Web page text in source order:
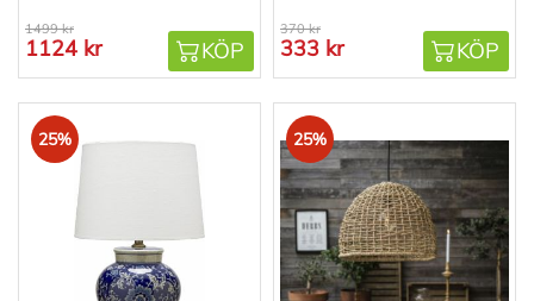
1499 kr
1124 kr KÖP
370 kr
333 kr KÖP
25% 25%